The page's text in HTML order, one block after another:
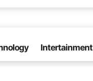
Intertainment